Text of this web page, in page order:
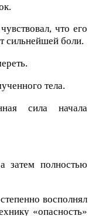
что его
сильнейшей боли.
тела.
сила начала
затем полностью
восполнял
«опасность»